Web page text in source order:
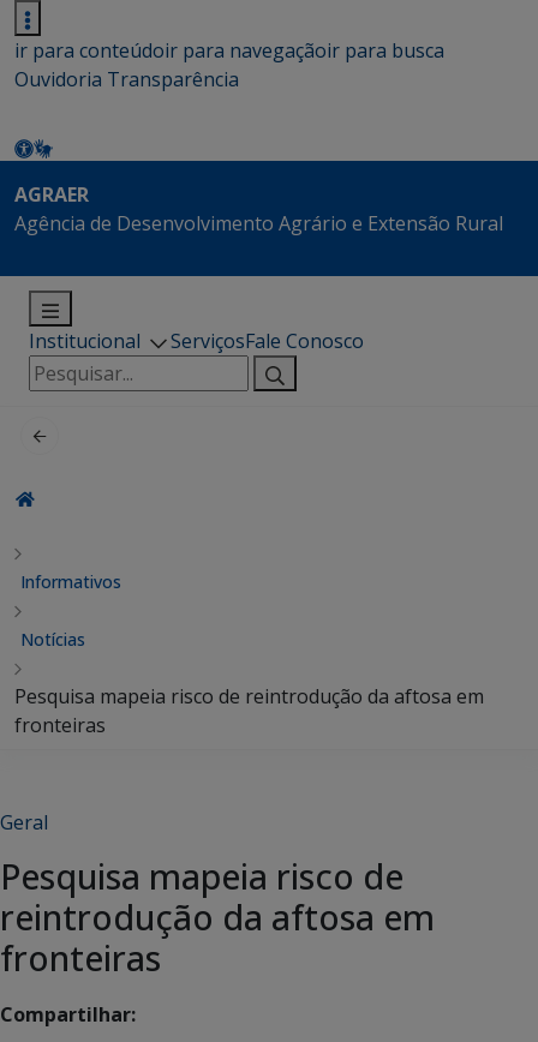
ir para conteúdoir para navegaçãoir para busca
Ouvidoria Transparência
AGRAER
Agência de Desenvolvimento Agrário e Extensão Rural
Institucional ServiçosFale Conosco
Pesquisar
por:
Informativos
Notícias
Pesquisa mapeia risco de reintrodução da aftosa em
fronteiras
Geral
Pesquisa mapeia risco de
reintrodução da aftosa em
fronteiras
Compartilhar: